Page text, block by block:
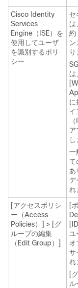
Cisco Identity
Services
Engine（ISE）を
使用してユーザ
を識別するポリ
シー
セ
は
約
り
は
に
イ
ア
し
一
て
あ
デ
れ
[アクセスポリシ
ー（Access
Policies）] > [グ
ループの編集
（Edit Group）]
[
ユ
オ
サ
れ
[